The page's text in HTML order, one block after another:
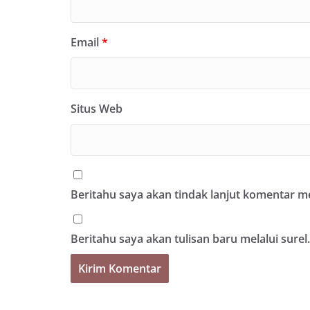
Email*
Situs Web
Beritahu saya akan tindak lanjut komentar
Beritahu saya akan tulisan baru melalui surel.